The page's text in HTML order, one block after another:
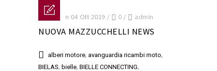
Posted on 04 Ott 2019 / 0 / admin
NUOVA MAZZUCCHELLI NEWS
alberi motore, avanguardia ricambi moto,
BIELAS, bielle, BIELLE CONNECTING,